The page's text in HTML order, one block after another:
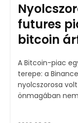
futures
bitcoin
A Bitcoin-piac
terepe: a
nyolcszorosa volt
önmagában